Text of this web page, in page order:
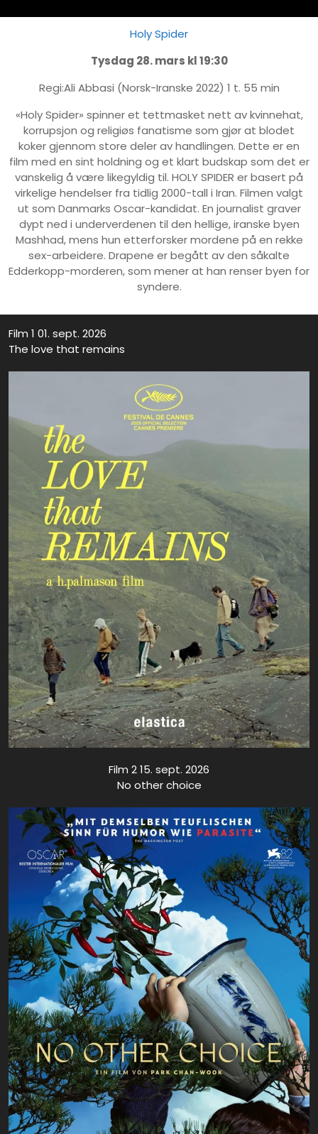
Holy Spider
Tysdag 28. mars kl 19:30
Regi:Ali Abbasi (Norsk-Iranske 2022) 1 t. 55 min
«Holy Spider» spinner et tettmasket nett av kvinnehat,
korrupsjon og religiøs fanatisme som gjør at blodet
koker gjennom store deler av handlingen. Dette er en
film med en sint holdning og et klart budskap som det er
vanskelig å være likegyldig til. HOLY SPIDER er basert på
virkelige hendelser fra tidlig 2000-tall i Iran. Filmen valgt
ut som Danmarks Oscar-kandidat. En journalist graver
dypt ned i underverdenen til den hellige, iranske byen
Mashhad, mens hun etterforsker mordene på en rekke
sex-arbeidere. Drapene er begått av den såkalte
Edderkopp-morderen, som mener at han renser byen for
syndere.
Film 1 01. sept. 2026
The love that remains
Film 2 15. sept. 2026
No other choice